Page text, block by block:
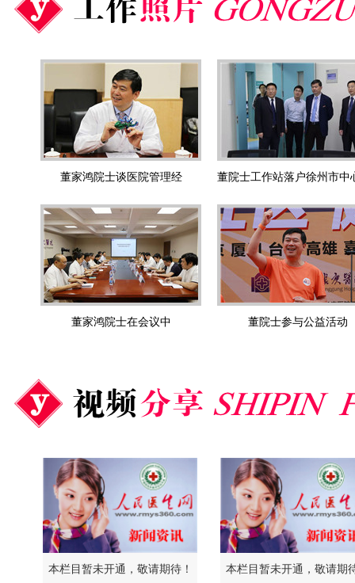
董家鸿院士谈医院管理经
董家鸿院士在会议中 董院士参与公益活动
本栏目暂未开通，敬请期待！ 本栏目暂未开通，敬请期